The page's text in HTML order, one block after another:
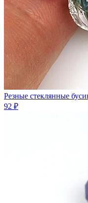
Резные стеклянные
92 ₽